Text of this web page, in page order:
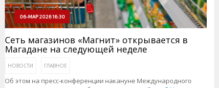
06-МАР 2026 16:30
Сеть магазинов «Магнит» открывается в
Магадане на следующей неделе
НОВОСТИ ГЛАВНОЕ
Об этом на пресс-конференции накануне Международного